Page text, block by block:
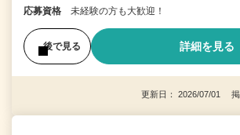
応募資格 未経験の方も大歓迎！
後で見る 詳細を見る
更新日： 2026/07/01 掲